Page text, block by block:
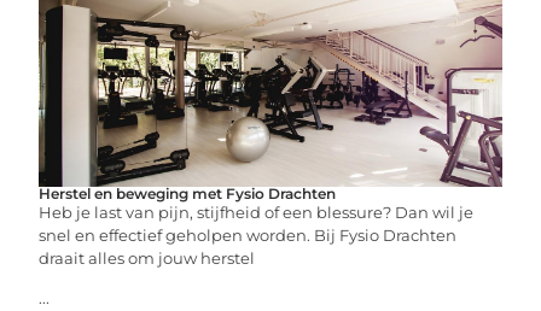
Herstel en beweging met Fysio Drachten
Heb je last van pijn, stijfheid of een blessure? Dan wil je
snel en effectief geholpen worden. Bij Fysio Drachten
draait alles om jouw herstel
...